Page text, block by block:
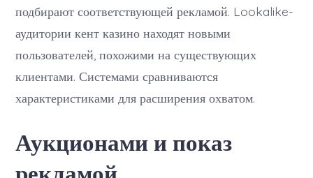
подбирают соответствующей рекламой. Lookalike-
аудитории кент казино находят новыми
пользователей, похожими на существующих
клиентами. Системами сравниваются
характеристиками для расширения охватом.
Аукционами и показ